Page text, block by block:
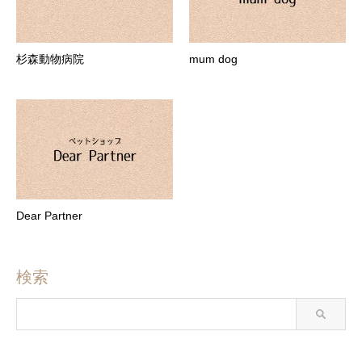
杉森動物病院 mum dog
Dear Partner
検索